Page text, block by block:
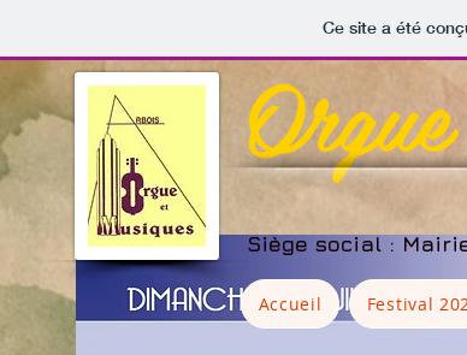
Ce site a été
Siège social :
Accueil Festival